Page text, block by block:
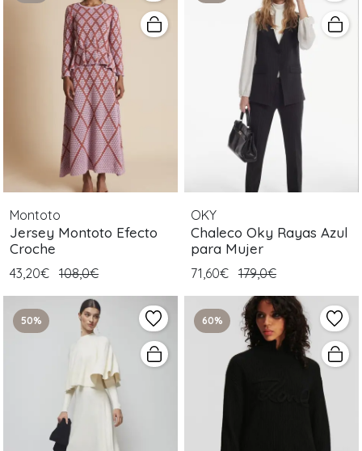
Montoto
Jersey Montoto Efecto
Croche
43,20€ 108,0€
OKY
Chaleco Oky Rayas Azul
para Mujer
71,60€ 179,0€
50% 60%